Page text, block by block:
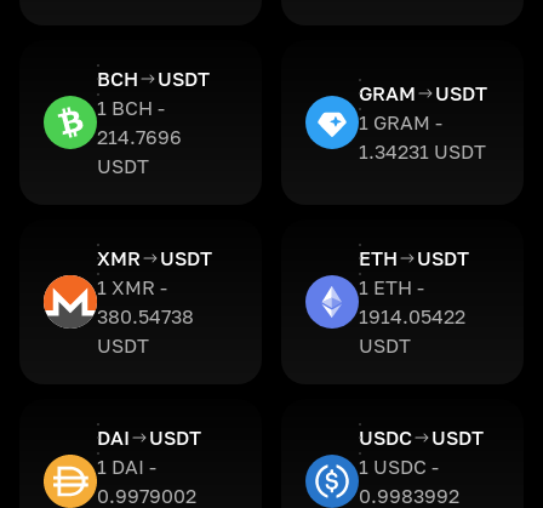
BCH
USDT
1 BCH -
214.7696
USDT
GRAM
USDT
1 GRAM -
1.34231 USDT
XMR
USDT
1 XMR -
380.54738
USDT
ETH
USDT
1 ETH -
1914.05422
USDT
DAI
USDT
1 DAI -
0.9979002
USDC
USDT
1 USDC -
0.9983992